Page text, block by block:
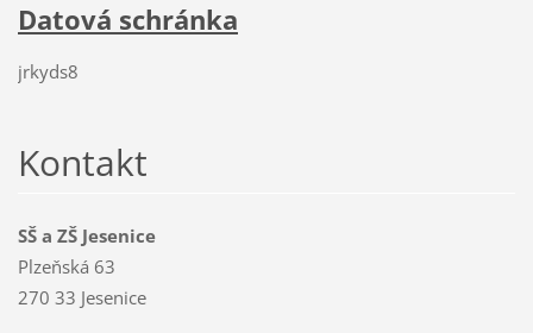
Datová schránka
jrkyds8
Kontakt
SŠ a ZŠ Jesenice
Plzeňská 63
270 33 Jesenice